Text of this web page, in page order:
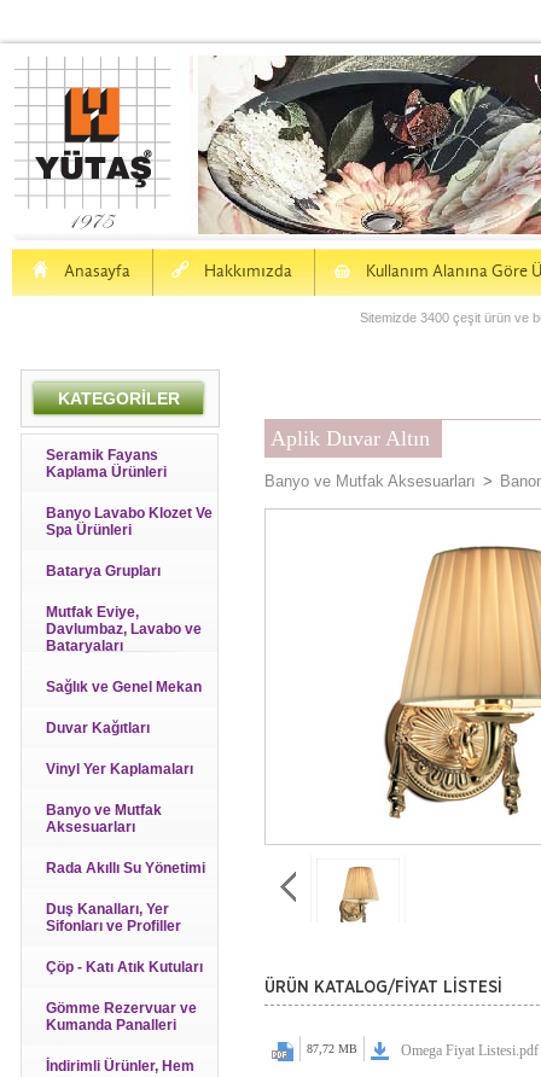
Anasayfa
H Hakkımızda
a Kullanım Alanına Göre
S
Sitemizde 3400 çeşit ürün ve
KATEGORİLER
Seramik Fayans
Kaplama Ürünleri
Banyo Lavabo Klozet Ve
Spa Ürünleri
Batarya Grupları
Mutfak Eviye,
Davlumbaz, Lavabo ve
Bataryaları
Sağlık ve Genel Mekan
Duvar Kağıtları
Vinyl Yer Kaplamaları
Banyo ve Mutfak
Aksesuarları
Rada Akıllı Su Yönetimi
Duş Kanalları, Yer
Sifonları ve Profiller
Çöp - Katı Atık Kutuları
Gömme Rezervuar ve
Kumanda Panalleri
İndirimli Ürünler, Hem
Aplik Duvar Altın
Banyo ve Mutfak Aksesuarları >
ÜRÜN KATALOG/FİYAT LİSTESİ
87,72 MB Omega Fiyat Listesi.pdf